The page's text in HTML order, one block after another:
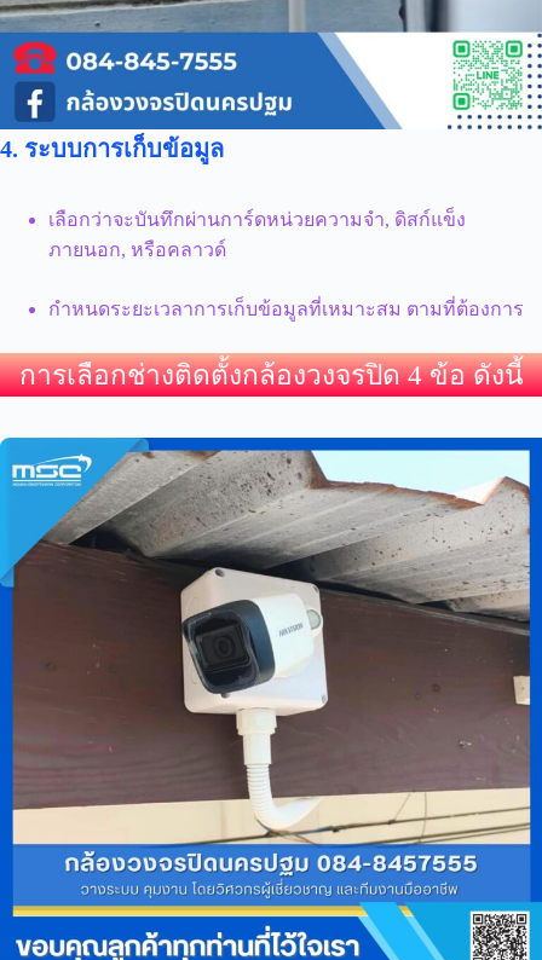
4. ระบบการเก็บข้อมูล
เลือกว่าจะบันทึกผ่านการ์ดหน่วยความจำ, ดิสก์แข็ง
ภายนอก, หรือคลาวด์
กำหนดระยะเวลาการเก็บข้อมูลที่เหมาะสม ตามที่ต้องการ
การเลือกช่างติดตั้งกล้องวงจรปิด 4 ข้อ ดังนี้